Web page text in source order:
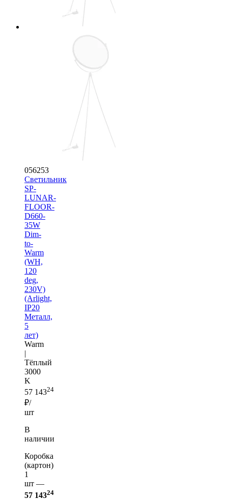
056253
Светильник
SP-
LUNAR-
FLOOR-
D660-
35W
Dim-
to-
Warm
(WH,
120
deg,
230V)
(Arlight,
IP20
Металл,
5
лет)
Warm
|
Тёплый
3000
K
57 14324
₽/
шт
В
наличии
Коробка
(картон)
1
шт —
57 14324